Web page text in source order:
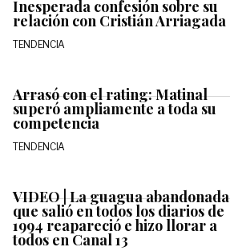
Inesperada confesión sobre su
relación con Cristián Arriagada
TENDENCIA
Arrasó con el rating: Matinal
superó ampliamente a toda su
competencia
TENDENCIA
VIDEO | La guagua abandonada
que salió en todos los diarios de
1994 reapareció e hizo llorar a
todos en Canal 13